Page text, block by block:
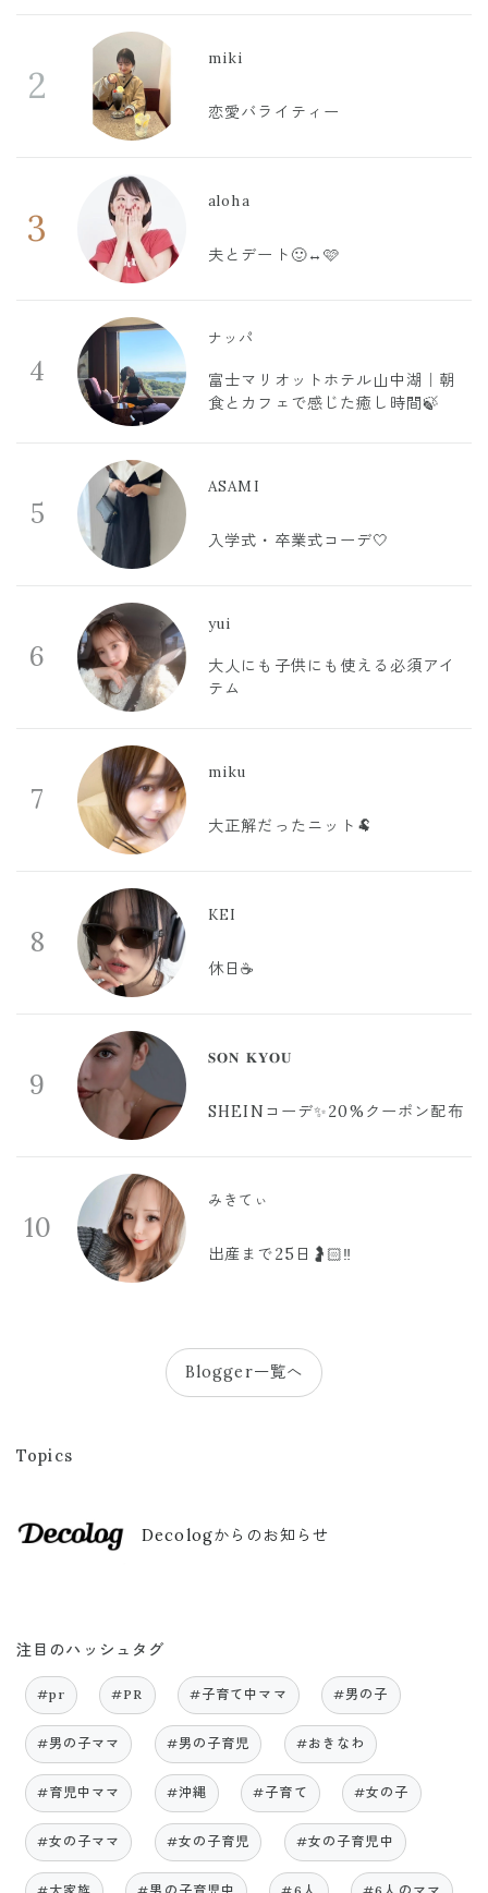
2
miki
恋愛バライティー
3
aloha
夫とデート🙂‍↔️🩷
4
ナッパ
富士マリオットホテル山中湖｜朝
食とカフェで感じた癒し時間🍃
5
ASAMI
入学式・卒業式コーデ🤍
6
yui
大人にも子供にも使える必須アイ
テム
7
miku
大正解だったニット🐏
8
KEI
休日☕️
9
𝐒𝐎𝐍 𝐊𝐘𝐎𝐔
SHEINコーデ✨20%クーポン配布
10
みきてぃ
出産まで25日🤰🏻‼️
Blogger一覧へ
Topics
Decologからのお知らせ
注目のハッシュタグ
#pr #PR #子育て中ママ #男の子
#男の子ママ #男の子育児 #おきなわ
#育児中ママ #沖縄 #子育て #女の子
#女の子ママ #女の子育児 #女の子育児中